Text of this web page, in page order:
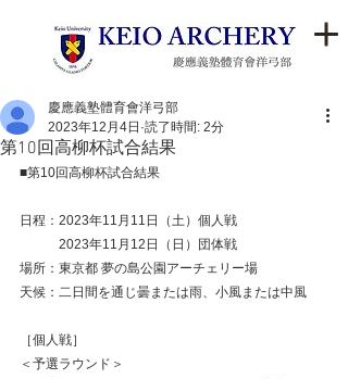
第10回高柳杯試合結果
慶應義塾體育會洋弓部
2023年12月4日 読了時間: 2分
■第10回高柳杯試合結果
日程：2023年11月11日（土）個人戦
2023年11月12日（日）団体戦
場所：東京都 夢の島公園アーチェリー場
天候：二日間を通じ曇または雨、小風または中風
［個人戦］
＜予選ラウンド＞